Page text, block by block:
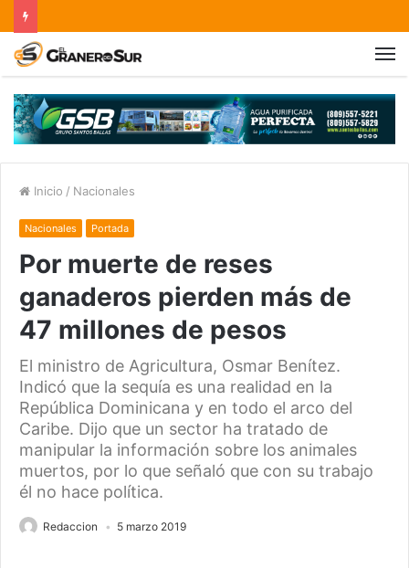
Inicio / Nacionales
Nacionales Portada
Por muerte de reses
ganaderos pierden más de
47 millones de pesos
El ministro de Agricultura, Osmar Benítez.
Indicó que la sequía es una realidad en la
República Dominicana y en todo el arco del
Caribe. Dijo que un sector ha tratado de
manipular la información sobre los animales
muertos, por lo que señaló que con su trabajo
él no hace política.
Redaccion 5 marzo 2019